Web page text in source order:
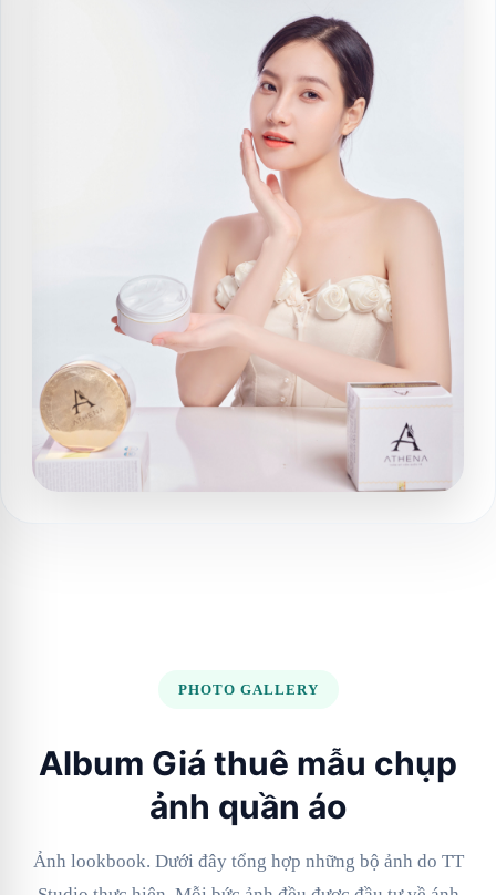
PHOTO GALLERY
Album Giá thuê mẫu chụp
ảnh quần áo
Ảnh lookbook. Dưới đây tổng hợp những bộ ảnh do TT